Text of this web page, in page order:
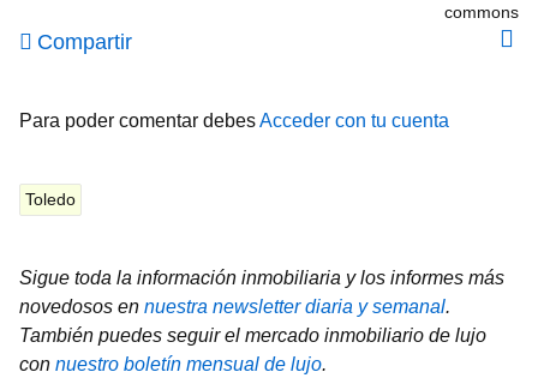
commons
Compartir
Para poder comentar debesAcceder con tu cuenta
Toledo
Sigue toda la información inmobiliaria y los informes más
novedosos en nuestra newsletter diaria y semanal.
También puedes seguir el mercado inmobiliario de lujo
con nuestro boletín mensual de lujo.